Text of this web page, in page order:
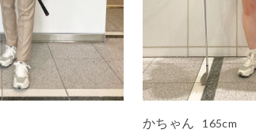
かちゃん 165cm